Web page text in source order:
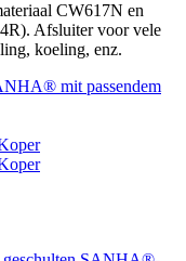
CW617N en
Afsluiter voor vele
koeling, enz.